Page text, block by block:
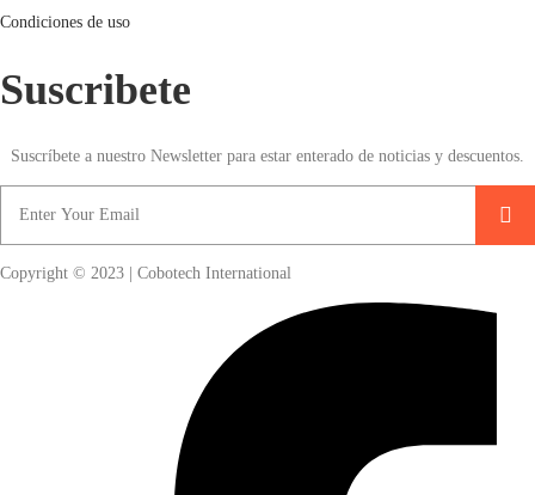
Condiciones de uso
Suscribete
Suscríbete a nuestro Newsletter para estar enterado de noticias y descuentos.
Copyright © 2023 | Cobotech International